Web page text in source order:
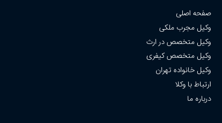
صفحه اصلی
وکیل مجرب ملکی
وکیل متخصص در ارث
وکیل متخصص کیفری
وکیل خانواده تهران
ارتباط با وکلا
درباره ما